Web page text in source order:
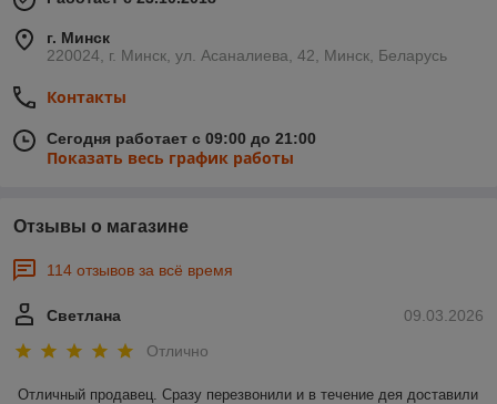
г. Минск
220024, г. Минск, ул. Асаналиева, 42, Минск, Беларусь
Контакты
Сегодня работает с 09:00 до 21:00
Показать весь график работы
Отзывы о магазине
114 отзывов за всё время
09.03.2026
Светлана
Отлично
Отличный продавец. Сразу перезвонили и в течение дея доставили